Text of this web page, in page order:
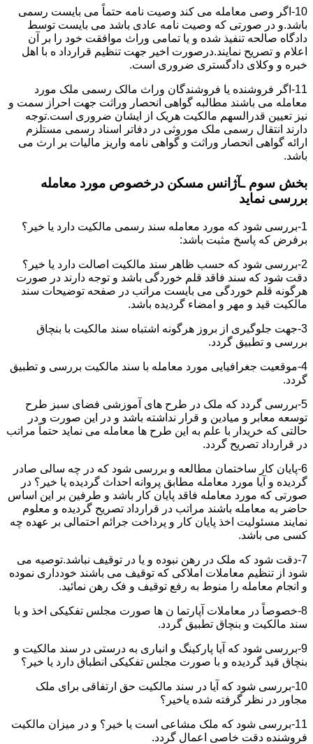
10-اگر وصی معامله می کند وصیت نامه حتماً می بایست رسمی
باشد.و در صورتی که وصیت نامه عادی باشد می بایست توسط
دادگاه صالحه تنفیذ شده و یا تمامی وراث موافقت خود را بر آن
اعلام و تصریح نمایند.درصورت اخیر جهت تنظیم قرارداد ه با اهل
خبره و وکلای دادگستری ضروری است.
11-اگر فروشنده یا فروشندگان وراث مالک رسمی ملک مورد
معامله می باشند مطالبه گواهی انحصار وراثت جهت احراز سمت و
نیز تعیین قدرالسهم مالکیت هریک از ایشان ضروری است.توجه
دارند انتقال رسمی ملک موروثی در دفاتر اسناد رسمی مستلزم
ارائه گواهی انحصار وراثت و گواهی نامه واریز مالیات بر ارث می
باشد.
بخش سوم ـآژانس مسکن درخصوص مورد معامله
بررسی نماید
1-بررسی شود که مورد معامله سند رسمی مالکیت دارد یا خیر؟
برفرض که پاسخ مثبت باشد:
2-بررسی شود که حسب ظاهر سند مالکیت اصالت دارد یا خیر؟
دقت شود که سند فاقد قلم خوردگی باشد و توجه دارند در صورت
هرگونه قلم خوردگی می بایست مراتب در صفحه توضیحات سند
مالکیت قید و مهر و امضاء گردیده باشد.
3-جهت جلوگیری از بروز هرگونه اشتباه سند مالکیت با بنچاق
بررسی و تطبیق گردد.
4-موقعیت جغرافیایی مورد معامله با سند مالکیت بررسی و تطبیق
گردد.
5-بررسی گردد که ملک در طرح های آموزشی فضای سبز طرح
توسعه معابر و میادین و قرار نداشته باشد و در این صورت و در
حالتی که خریدار با علم به این طرح ها معامله می نماید حتماً مراتب
در قرارداد تصریح گردد.
6-پایان کار ساختمان مطالعه و بررسی شود که در چه سالی صادر
گردیده و آیا مورد معامله مطابق پروانه احداث گردیده یا خیر؟ در
صورتی که مورد معامله فاقد پایان کار باشد و طرفین بر این اساس
حاضر به معامله باشند مراتب در قرارداد تصریح گردیده و معلوم
نمایند مسئولیت اخذ پایان کار و پرداخت جرائم احتمالی بر عهده چه
کسی می باشد.
7-دقت شود که ملک در رهن نبوده و یا در توقیف نباشد.توصیه می
شود از تنظیم معاملات املاکی که توقیف می باشند خودداری نموده
و انجام معامله را منوط به رفع توقیف و فک رهن نمائید.
8-خصوصاً در معاملات آپارتما ن ها صورت مجلس تفکیکی اخذ و با
سند مالکیت و بنچاق تطبیق گردد.
9-بررسی شود که آیا پارکینگ و انباری به درستی در سند مالکیت و
بنچاق قید گردیده و با صورت مجلس تفکیکی انطباق دارد یا خیر؟
10-بررسی شود که آیا در سند مالکیت حق ارتفاقی برای ملک
مجاور در نظر گرفته شده یاخیر؟
11-بررسی شود که ملک مشاعی است یا خیر؟ و در میزان مالکیت
فروشنده دقت خاصی اعمال گردد.